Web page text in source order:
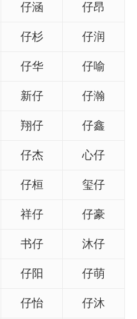
仔涵 仔昂
仔杉 仔润
仔华 仔喻
新仔 仔瀚
翔仔 仔鑫
仔杰 心仔
仔桓 玺仔
祥仔 仔豪
书仔 沐仔
仔阳 仔萌
仔怡 仔沐